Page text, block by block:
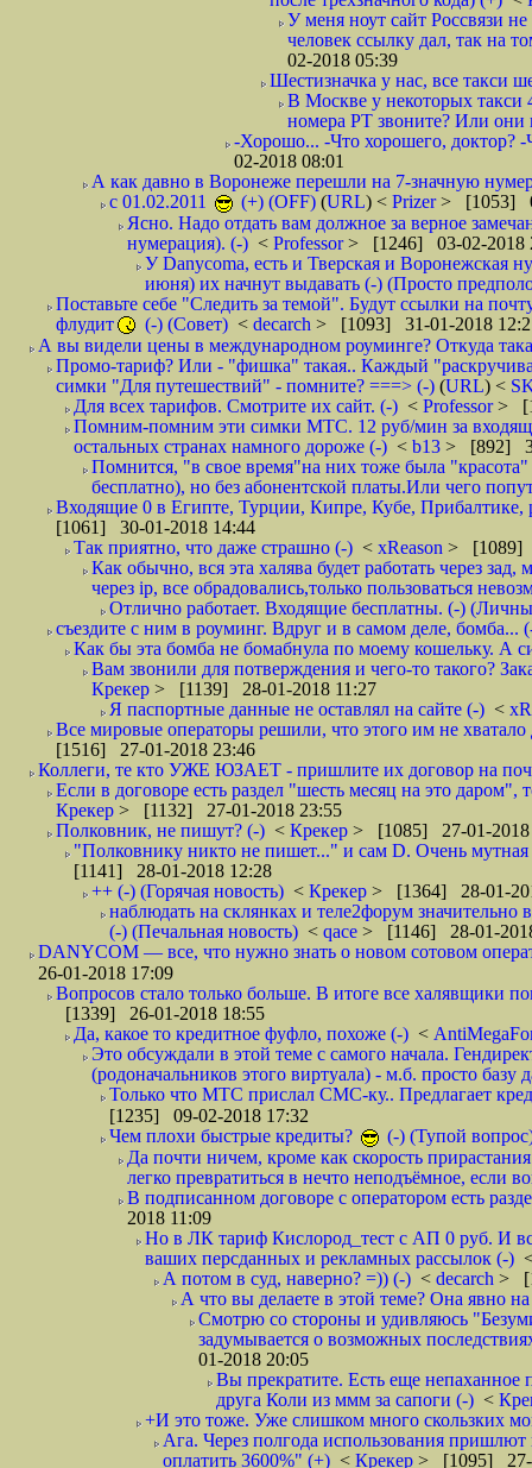
У меня ноут сайт Россвязи
человек ссылку дал, так на
02-2018 05:39
Шестизначка у нас, все такси
В Москве у некоторых такси
номера РТ звоните? Или они
-Хорошо... -Что хорошего, доктор?
02-2018 08:01
А как давно в Воронеже перешли на 7-значную
с 01.02.2011
(+) (OFF) (URL) < Prizer> [1053]
Ясно. Надо отдать вам должное за верное
нумерация). (-) < Professor> [1246] 03-02-2018
У Danycoma, есть и Тверская и Воронежская
июня) их начнут выдавать (-) (Просто
Поставьте себе "Следить за темой". Будут ссылки на
флудит
(-) (Совет) < decarch > [1093] 31-01-2018
А вы видели цены в международном роуминге? Откуда
Промо-тариф? Или - "фишка" такая.. Каждый
симки "Для путешествий" - помните? ===> (-) (URL) <
Для всех тарифов. Смотрите их сайт. (-) < Professor>
Помним-помним эти симки МТС. 12 руб/мин за
остальных странах намного дороже (-) < b13 > [892]
Помнится, "в свое время"на них тоже была
бесплатно), но без абонентской платы.Или чего
Входящие 0 в Египте, Турции, Кипре, Кубе,
[1061] 30-01-2018 14:44
Так приятно, что даже страшно (-) < xReason > [1089]
Как обычно, вся эта халява будет работать через
через ip, все обрадовались,только пользоваться
Отлично работает. Входящие бесплатны. (-)
съездите с ним в роуминг. Вдруг и в самом деле, бомба...
Как бы эта бомба не бомабнула по моему кошельку. А
Вам звонили для потверждения и чего-то такого?
Крекер > [1139] 28-01-2018 11:27
Я паспортные данные не оставлял на сайте (-) <
Все мировые операторы решили, что этого им не
[1516] 27-01-2018 23:46
Коллеги, те кто УЖЕ ЮЗАЕТ - пришлите их договор на
Если в договоре есть раздел "шесть месяц на это даром",
Крекер > [1132] 27-01-2018 23:55
Полковник, не пишут? (-) < Крекер > [1085] 27-01-2018
"Полковнику никто не пишет..." и сам D. Очень
[1141] 28-01-2018 12:28
++ (-) (Горячая новость) < Крекер > [1364] 28-01-
наблюдать на склянках и теле2форум
(-) (Печальная новость) < qace > [1146] 28-01-
DANYCOM — все, что нужно знать о новом сотовом
26-01-2018 17:09
Вопросов стало только больше. В итоге все халявщики
[1339] 26-01-2018 18:55
Да, какое то кредитное фуфло, похоже (-) <
Это обсуждали в этой теме с самого начала.
(родоначальников этого виртуала) - м.б. просто
Только что МТС прислал СМС-ку.. Предлагает
[1235] 09-02-2018 17:32
Чем плохи быстрые кредиты?
(-) (Тупой
Да почти ничем, кроме как скорость
легко превратиться в нечто неподъёмное, если
В подписанном договоре с оператором есть
2018 11:09
Но в ЛК тариф Кислород_тест с АП 0 руб. И
ваших персданных и рекламных рассылок (-)
А потом в суд, наверно? =)) (-) < decarch >
А что вы делаете в этой теме? Она явно
Смотрю со стороны и удивляюсь
задумывается о возможных
01-2018 20:05
Вы прекратите. Есть еще непаханное
друга Коли из ммм за сапоги (-) <
+И это тоже. Уже слишком много скользких
Ага. Через полгода использования
оплатить 3600%" (+) < Крекер > [1095] 27-